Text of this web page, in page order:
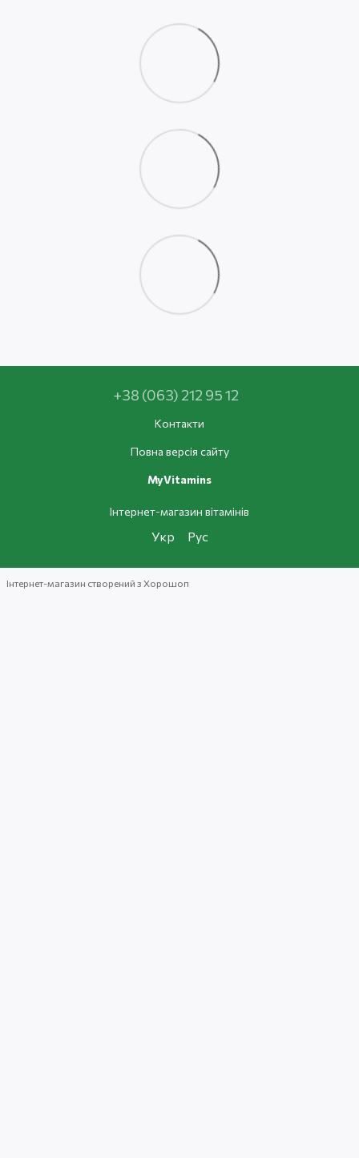
+38 (063) 212 95 12
Контакти
Повна версія сайту
MyVitamins
Інтернет-магазин вітамінів
Укр Рус
Інтернет-магазин створений з Хорошоп